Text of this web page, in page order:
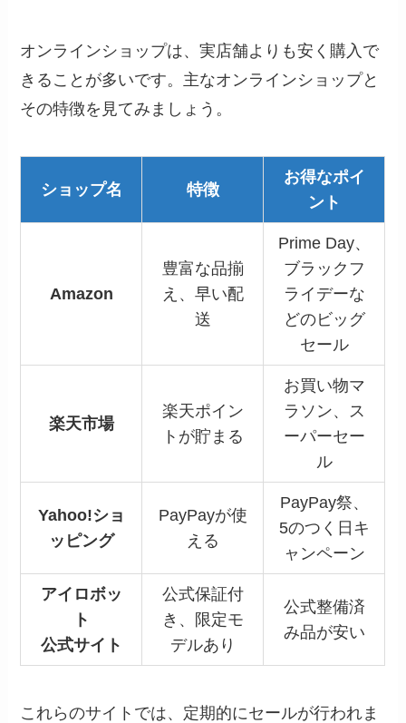
オンラインショップは、実店舗よりも安く購入で
きることが多いです。主なオンラインショップと
その特徴を見てみましょう。
ショップ名 特徴
お得なポイ
ント
Amazon
豊富な品揃
え、早い配
送
Prime Day、
ブラックフ
ライデーな
どのビッグ
セール
楽天市場
楽天ポイン
トが貯まる
お買い物マ
ラソン、ス
ーパーセー
ル
Yahoo!ショ
ッピング
PayPayが使
える
PayPay祭、
5のつく日キ
ャンペーン
アイロボッ
ト
公式サイト
公式保証付
き、限定モ
デルあり
公式整備済
み品が安い
これらのサイトでは、定期的にセールが行われま